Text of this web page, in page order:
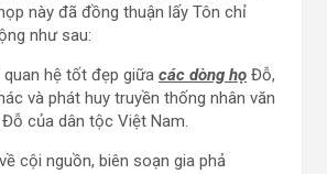
này đã đồng thuận lấy Tôn chỉ
như sau:
quan hệ tốt đẹp giữa các dòng họ Đỗ,
và phát huy truyền thống nhân văn
Đỗ của dân tộc Việt Nam.
cội nguồn, biên soạn gia phả